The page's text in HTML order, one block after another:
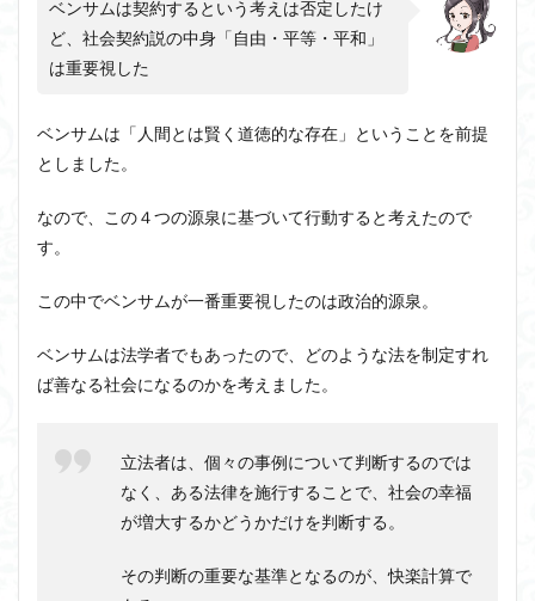
ベンサムは契約するという考えは否定したけ
ど、社会契約説の中身「自由・平等・平和」
は重要視した
ベンサムは「人間とは賢く道徳的な存在」ということを前提
としました。
なので、この４つの源泉に基づいて行動すると考えたので
す。
この中でベンサムが一番重要視したのは政治的源泉。
ベンサムは法学者でもあったので、どのような法を制定すれ
ば善なる社会になるのかを考えました。
立法者は、個々の事例について判断するのでは
なく、ある法律を施行することで、社会の幸福
が増大するかどうかだけを判断する。
その判断の重要な基準となるのが、快楽計算で